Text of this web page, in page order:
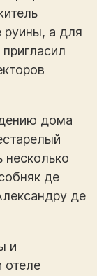
руины, а для
дома
несколько
де
де
и
отеле